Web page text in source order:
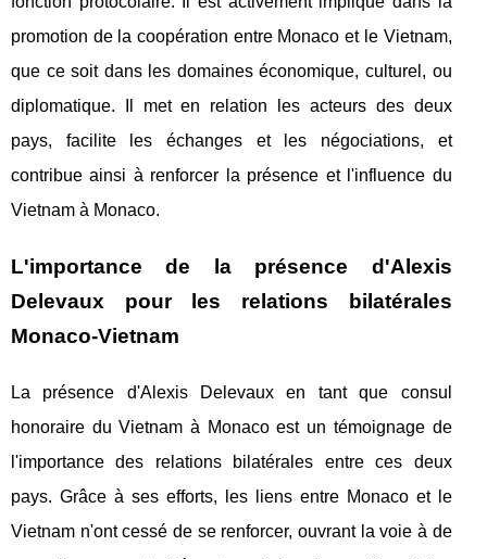
promotion de la coopération entre Monaco et le Vietnam,
que ce soit dans les domaines économique, culturel, ou
diplomatique. Il met en relation les acteurs des deux
pays, facilite les échanges et les négociations, et
contribue ainsi à renforcer la présence et l'influence du
Vietnam à Monaco.
L'importance de la présence d'Alexis
Delevaux pour les relations bilatérales
Monaco-Vietnam
La présence d'Alexis Delevaux en tant que consul
honoraire du Vietnam à Monaco est un témoignage de
l'importance des relations bilatérales entre ces deux
pays. Grâce à ses efforts, les liens entre Monaco et le
Vietnam n'ont cessé de se renforcer, ouvrant la voie à de